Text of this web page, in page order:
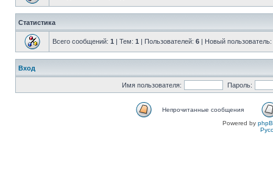
Статистика
Всего сообщений: 1 | Тем: 1 | Пользователей: 6 | Новый пользователь:
Вход
Имя пользователя: Пароль:
Непрочитанные сообщения
Powered by